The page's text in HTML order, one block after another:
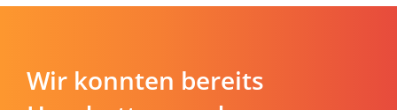
Wir konnten bereits